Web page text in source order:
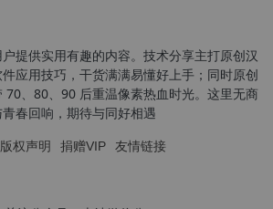
提供实用有趣的内容。技术分享主打原创汉
应用技巧，干货满满易懂好上手；同时原创
70、80、90 后重温像素热血时光。这里无商
春回响，期待与同好相遇
版权声明 捐赠VIP 友情链接